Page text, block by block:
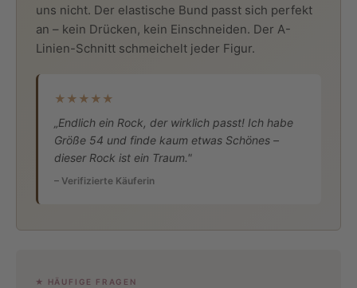
uns nicht. Der elastische Bund passt sich perfekt
an – kein Drücken, kein Einschneiden. Der A-
Linien-Schnitt schmeichelt jeder Figur.
★★★★★
„Endlich ein Rock, der wirklich passt! Ich habe
Größe 54 und finde kaum etwas Schönes –
dieser Rock ist ein Traum."
– Verifizierte Käuferin
★ HÄUFIGE FRAGEN